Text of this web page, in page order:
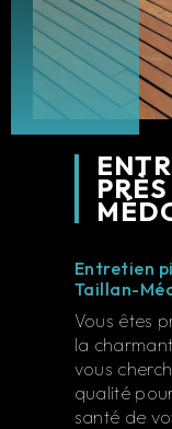
Entretien
Taillan-
Vous êtes
la
vous
qualité
santé de